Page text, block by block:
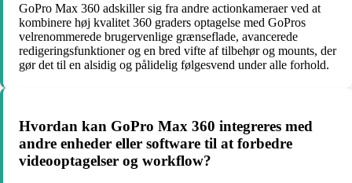
GoPro Max 360 adskiller sig fra andre actionkameraer ved at
kombinere høj kvalitet 360 graders optagelse med GoPros
velrenommerede brugervenlige grænseflade, avancerede
redigeringsfunktioner og en bred vifte af tilbehør og mounts, der
gør det til en alsidig og pålidelig følgesvend under alle forhold.
Hvordan kan GoPro Max 360 integreres med
andre enheder eller software til at forbedre
videooptagelser og workflow?